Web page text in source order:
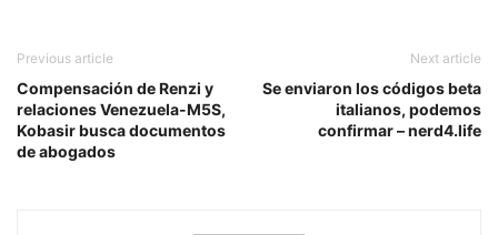
Previous article
Compensación de Renzi y
relaciones Venezuela-M5S,
Kobasir busca documentos
de abogados
Next article
Se enviaron los códigos beta
italianos, podemos
confirmar – nerd4.life